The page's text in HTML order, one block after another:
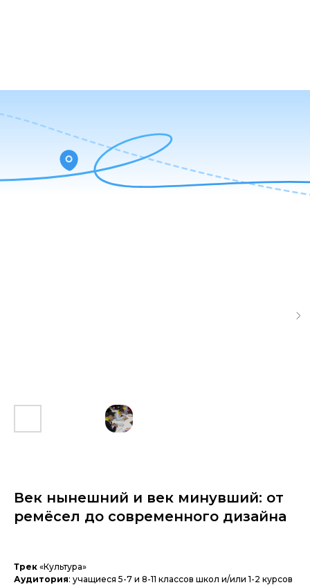
Век нынешний и век минувший: от
ремёсел до современного дизайна
Трек «Культура»
Аудитория: учащиеся 5-7 и 8-11 классов школ и/или 1-2 курсов